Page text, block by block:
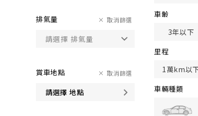
排氣量 取消篩選
賞車地點
請選擇 地點
取消篩選
車齢
3年以下
里程
1萬km以
車輛種類